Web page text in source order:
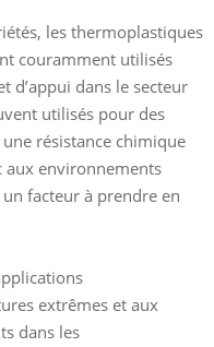
les thermoplastiques
couramment utilisés
d’appui dans le secteur
utilisés pour des
résistance chimique
aux environnements
facteur à prendre en
extrêmes et aux
dans les